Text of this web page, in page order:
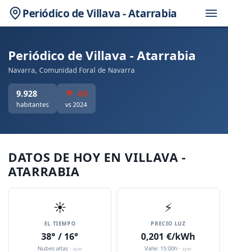
Periódico de Villava - Atarrabia
Periódico de Villava - Atarrabia
Navarra, Comunidad Foral de Navarra
9.928
habitantes
▼ -88
vs 2024
DATOS DE HOY EN VILLAVA -
ATARRABIA
☀️
EL TIEMPO
38° / 16°
Nubes altas · ayer
⚡
PRECIO LUZ
0,201 €/kWh
Valle: 15:00h · ayer